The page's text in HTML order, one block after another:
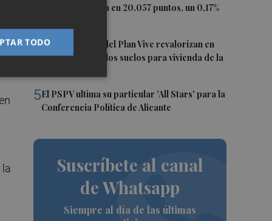
El Ibex 35 cierra en 20.057 puntos, un 0,17%
4Los concursos del Plan Vive revalorizan en
casi 12 millones los suelos para vivienda de la
5El PSPV ultima su particular 'All Stars' para la
Conferencia Política de Alicante
Suscríbete al canal
de Whatsapp
Siempre al día de las últimas
TODO